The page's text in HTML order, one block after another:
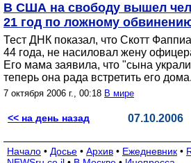
В США на свободу вышел
21 год по ложному
Тест ДНК показал, что Скотт
44 года, не насиловал жену
Его мама заявила, что "сына
теперь она рада встретить его дома.
7 октября 2006 г., 00:18 В мире
<< на день назад 07.10.2006
Начало • Досье • Архив • Ежедневник •